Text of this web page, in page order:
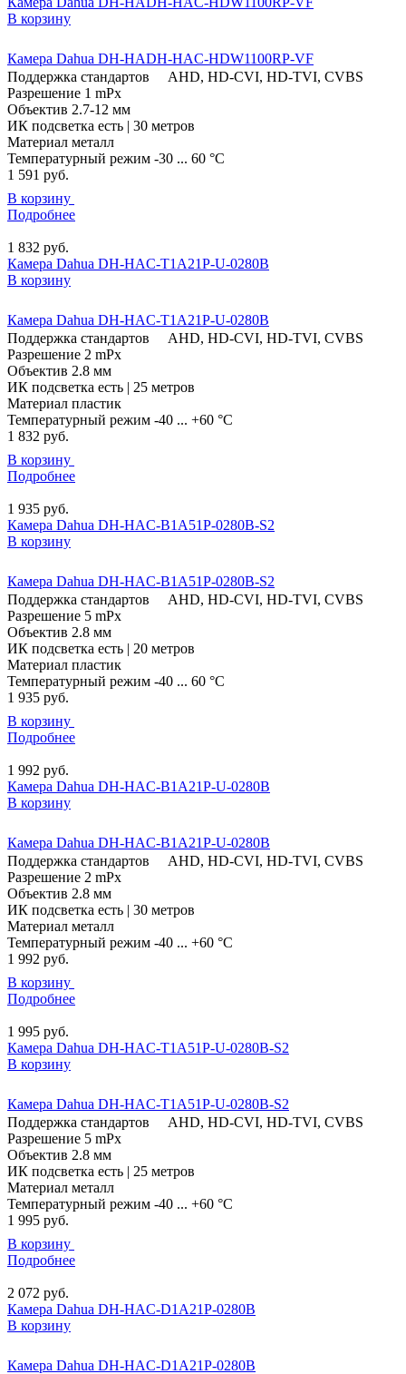
В корзину
Камера Dahua DH-HADH-HAC-HDW1100RP-VF
Поддержка стандартов
AHD, HD-CVI, HD-TVI, CVBS
Разрешение 1 mPx
Объектив 2.7-12 мм
ИК подсветка есть | 30 метров
Материал металл
Температурный режим -30 ... 60 °C
1 591 руб.
В корзину
Подробнее
1 832 руб.
Камера Dahua DH-HAC-T1A21P-U-0280B
В корзину
Камера Dahua DH-HAC-T1A21P-U-0280B
Поддержка стандартов
AHD, HD-CVI, HD-TVI, CVBS
Разрешение 2 mPx
Объектив 2.8 мм
ИК подсветка есть | 25 метров
Материал пластик
Температурный режим -40 ... +60 °C
1 832 руб.
В корзину
Подробнее
1 935 руб.
Камера Dahua DH-HAC-B1A51P-0280B-S2
В корзину
Камера Dahua DH-HAC-B1A51P-0280B-S2
Поддержка стандартов
AHD, HD-CVI, HD-TVI, CVBS
Разрешение 5 mPx
Объектив 2.8 мм
ИК подсветка есть | 20 метров
Материал пластик
Температурный режим -40 ... 60 °C
1 935 руб.
В корзину
Подробнее
1 992 руб.
Камера Dahua DH-HAC-B1A21P-U-0280B
В корзину
Камера Dahua DH-HAC-B1A21P-U-0280B
Поддержка стандартов
AHD, HD-CVI, HD-TVI, CVBS
Разрешение 2 mPx
Объектив 2.8 мм
ИК подсветка есть | 30 метров
Материал металл
Температурный режим -40 ... +60 °C
1 992 руб.
В корзину
Подробнее
1 995 руб.
Камера Dahua DH-HAC-T1A51P-U-0280B-S2
В корзину
Камера Dahua DH-HAC-T1A51P-U-0280B-S2
Поддержка стандартов
AHD, HD-CVI, HD-TVI, CVBS
Разрешение 5 mPx
Объектив 2.8 мм
ИК подсветка есть | 25 метров
Материал металл
Температурный режим -40 ... +60 °C
1 995 руб.
В корзину
Подробнее
2 072 руб.
Камера Dahua DH-HAC-D1A21P-0280B
В корзину
Камера Dahua DH-HAC-D1A21P-0280B